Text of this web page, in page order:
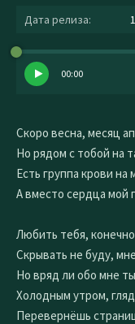
Дата релиза:
00:00
Скоро весна, месяц
Но рядом с тобой на
Есть группа крови на
А вместо сердца мой
Любить тебя,
Скрывать не буду,
Но вряд ли обо мне
Холодным утром,
Перевернёшь